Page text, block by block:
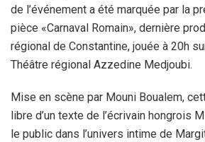
de l’événement a été marquée par la
pièce «Carnaval Romain», dernière
régional de Constantine, jouée à 20h
Théâtre régional Azzedine Medjoubi.
Mise en scène par Mouni Boualem,
libre d’un texte de l’écrivain hongrois
le public dans l’univers intime de